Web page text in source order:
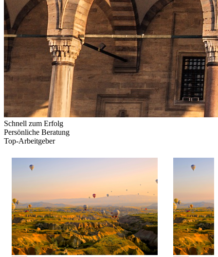
Schnell zum Erfolg
Persönliche Beratung
Top-Arbeitgeber